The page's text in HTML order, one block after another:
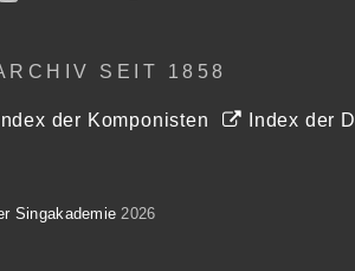
SEIT 1858
Index der Komponisten Index der
Singakademie 2026